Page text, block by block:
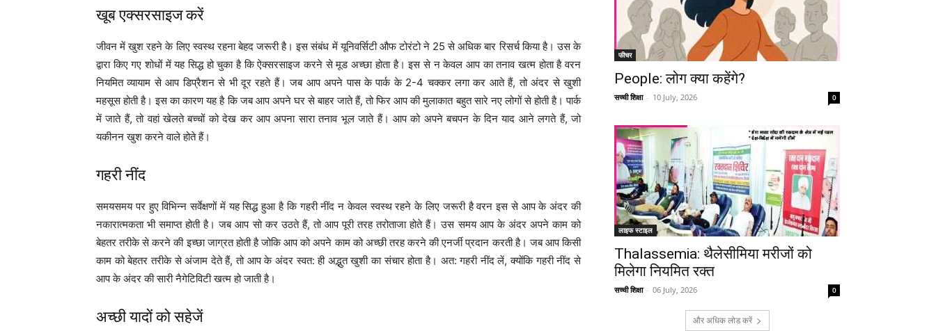
खूब एक्सरसाइज करें
जीवन में खुश रहने के लिए स्वस्थ रहना बेहद जरूरी है। इस संबंध में यूनिवर्सिटी औफ टोरंटो ने 25 से अधिक बार रिसर्च किया है। उस के
द्वारा किए गए शोधों में यह सिद्ध हो चुका है कि ऐक्सरसाइज करने से मूड अच्छा होता है। इस से न केवल आप का तनाव खत्म होता है वरन
नियमित व्यायाम से आप डिप्रैशन से भी दूर रहते हैं। जब आप अपने पास के पार्क के 2-4 चक्कर लगा कर आते हैं, तो अंदर से खुशी
महसूस होती है। इस का कारण यह है कि जब आप अपने घर से बाहर जाते हैं, तो फिर आप की मुलाकात बहुत सारे नए लोगों से होती है। पार्क
में जाते हैं, तो वहां खेलते बच्चों को देख कर आप अपना सारा तनाव भूल जाते हैं। आप को अपने बचपन के दिन याद आने लगते हैं, जो
यकीनन खुश करने वाले होते हैं।
गहरी नींद
समयसमय पर हुए विभिन्न सर्वेक्षणों में यह सिद्ध हुआ है कि गहरी नींद न केवल स्वस्थ रहने के लिए जरूरी है वरन इस से आप के अंदर की
नकारात्मकता भी समाप्त होती है। जब आप सो कर उठते हैं, तो आप पूरी तरह तरोताजा होते हैं। उस समय आप के अंदर अपने काम को
बेहतर तरीके से करने की इच्छा जाग्रत होती है जोकि आप को अपने काम को अच्छी तरह करने की एनर्जी प्रदान करती है। जब आप किसी
काम को बेहतर तरीके से अंजाम देते हैं, तो आप के अंदर स्वत: ही अद्भुत खुशी का संचार होता है। अत: गहरी नींद लें, क्योंकि गहरी नींद से
आप के अंदर की सारी नैगेटिविटी खत्म हो जाती है।
अच्छी यादों को सहेजें
फीचर
People: लोग क्या कहेंगे?
सच्ची शिक्षा - 10 July, 2026 0
लाइफ स्टाइल
Thalassemia: थैलेसीमिया मरीजों को
मिलेगा नियमित रक्त
सच्ची शिक्षा - 06 July, 2026 0
और अधिक लोड करें